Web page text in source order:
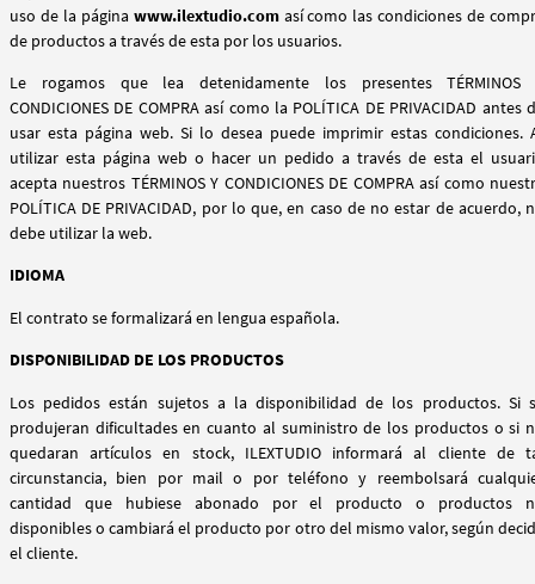
uso de la página www.ilextudio.com así como las condiciones de
de productos a través de esta por los usuarios.
Le rogamos que lea detenidamente los presentes TÉRMINOS
CONDICIONES DE COMPRA así como la POLÍTICA DE PRIVACIDAD antes
usar esta página web. Si lo desea puede imprimir estas condiciones.
utilizar esta página web o hacer un pedido a través de esta el
acepta nuestros TÉRMINOS Y CONDICIONES DE COMPRA así como
POLÍTICA DE PRIVACIDAD, por lo que, en caso de no estar de acuerdo,
debe utilizar la web.
IDIOMA
El contrato se formalizará en lengua española.
DISPONIBILIDAD DE LOS PRODUCTOS
Los pedidos están sujetos a la disponibilidad de los productos. Si
produjeran dificultades en cuanto al suministro de los productos o si
quedaran artículos en stock, ILEXTUDIO informará al cliente de
circunstancia, bien por mail o por teléfono y reembolsará
cantidad que hubiese abonado por el producto o productos
disponibles o cambiará el producto por otro del mismo valor, según
el cliente.